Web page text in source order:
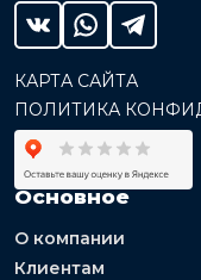
КАРТА САЙТА
ПОЛИТИКА
Основное
О компании
Клиентам